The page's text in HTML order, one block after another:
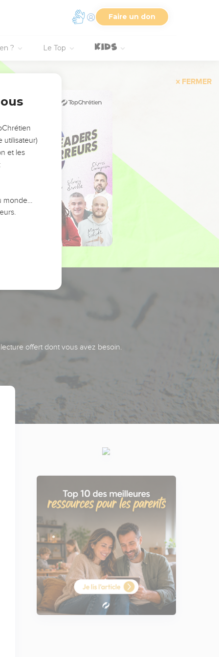
Faire un don
? Le Top
FERMER
offert dont vous avez besoin.
utilisateur)
et les
monde…